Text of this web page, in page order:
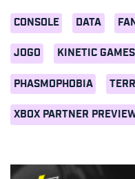
CONSOLE DATA
JOGO KINETIC GAMES
PHASMOPHOBIA
XBOX PARTNER